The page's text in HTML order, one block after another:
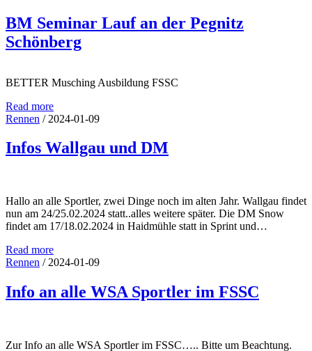
BM Seminar Lauf an der Pegnitz
Schönberg
BETTER Musching Ausbildung FSSC
Read more
Rennen / 2024-01-09
Infos Wallgau und DM
Hallo an alle Sportler, zwei Dinge noch im alten Jahr. Wallgau findet
nun am 24/25.02.2024 statt..alles weitere später. Die DM Snow
findet am 17/18.02.2024 in Haidmühle statt in Sprint und…
Read more
Rennen / 2024-01-09
Info an alle WSA Sportler im FSSC
Zur Info an alle WSA Sportler im FSSC….. Bitte um Beachtung.